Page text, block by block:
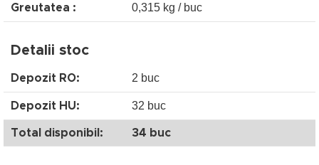
Greutatea : 0,315 kg / buc
Detalii stoc
Depozit RO: 2 buc
Depozit HU: 32 buc
Total disponibil: 34 buc